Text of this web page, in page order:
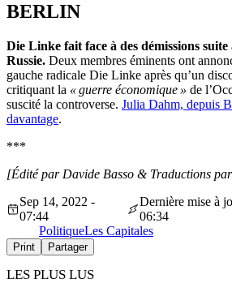
BERLIN
Die Linke fait face à des démissions suite
Russie. Deux membres éminents ont
gauche radicale Die Linke après qu’un
critiquant la «guerre économique » de l’
suscité la controverse. Julia Dahm, depuis
davantage.
***
[Édité par Davide Basso & Traductions
Sep 14, 2022 -
07:44
Dernière mise à
06:34
PolitiqueLes Capitales
Print Partager
LES PLUS LUS